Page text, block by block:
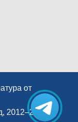
от
2012–2026